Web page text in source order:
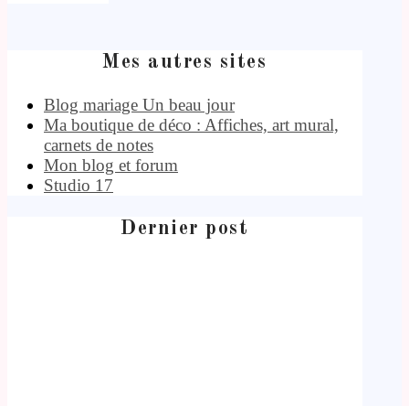
Mes autres sites
Blog mariage Un beau jour
Ma boutique de déco : Affiches, art mural,
carnets de notes
Mon blog et forum
Studio 17
Dernier post